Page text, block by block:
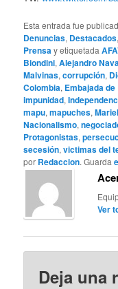
Esta entrada fue
Denuncias, Destacados
Prensay etiquetada
Biondini,Alejandro
Malvinas,corrupción,
Colombia, Embajada
impunidad,
mapu,mapuches,
Nacionalismo,
Protagonistas,
secesión,victimas del
por Redaccion. Guarda
Ver
Deja una